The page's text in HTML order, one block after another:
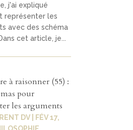
j'ai expliqué
représenter les
avec des schéma
cet article, je...
à raisonner (55) :
pour
les arguments
DV
FÉV 17,